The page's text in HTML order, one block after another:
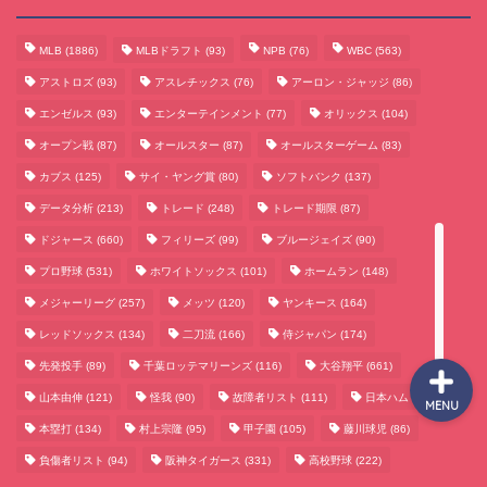
MLB (1886) MLBドラフト (93) NPB (76) WBC (563)
アストロズ (93) アスレチックス (76) アーロン・ジャッジ (86)
エンゼルス (93) エンターテインメント (77) オリックス (104)
オープン戦 (87) オールスター (87) オールスターゲーム (83)
カブス (125) サイ・ヤング賞 (80) ソフトバンク (137)
データ分析 (213) トレード (248) トレード期限 (87)
ドジャース (660) フィリーズ (99) ブルージェイズ (90)
プロ野球 (531) ホワイトソックス (101) ホームラン (148)
メジャーリーグ (257) メッツ (120) ヤンキース (164)
レッドソックス (134) 二刀流 (166) 侍ジャパン (174)
先発投手 (89) 千葉ロッテマリーンズ (116) 大谷翔平 (661)
山本由伸 (121) 怪我 (90) 故障者リスト (111) 日本ハム(117)
本塁打 (134) 村上宗隆 (95) 甲子園 (105) 藤川球児 (86)
負傷者リスト (94) 阪神タイガース (331) 高校野球 (222)
MENU
サッカーまとめ
ゲームまとめ
テクノロジーまとめ
ビジネス・経済まとめ